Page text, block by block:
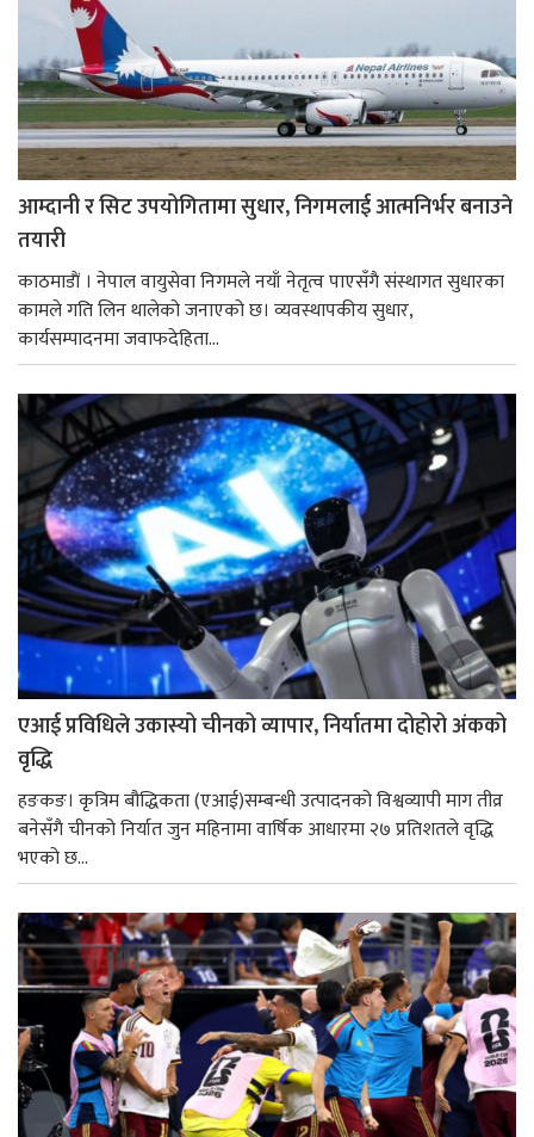
आम्दानी र सिट उपयोगितामा सुधार, निगमलाई आत्मनिर्भर बनाउने
तयारी
काठमाडाैं । नेपाल वायुसेवा निगमले नयाँ नेतृत्व पाएसँगै संस्थागत सुधारका
कामले गति लिन थालेको जनाएको छ। व्यवस्थापकीय सुधार,
कार्यसम्पादनमा जवाफदेहिता...
एआई प्रविधिले उकास्यो चीनको व्यापार, निर्यातमा दोहोरो अंकको
वृद्धि
हङकङ। कृत्रिम बौद्धिकता (एआई)सम्बन्धी उत्पादनको विश्वव्यापी माग तीव्र
बनेसँगै चीनको निर्यात जुन महिनामा वार्षिक आधारमा २७ प्रतिशतले वृद्धि
भएको छ...